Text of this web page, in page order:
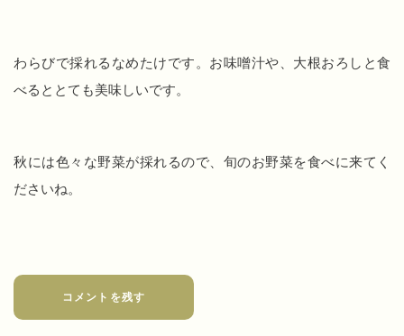
わらびで採れるなめたけです。お味噌汁や、大根おろしと食
べるととても美味しいです。
秋には色々な野菜が採れるので、旬のお野菜を食べに来てく
ださいね。
コメントを残す